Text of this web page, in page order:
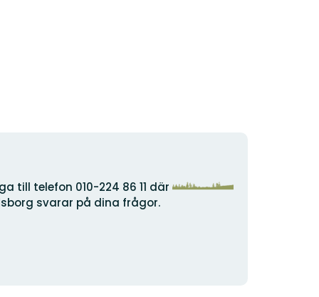
till telefon 010-224 86 11 där
svarar på dina frågor.
Organisationens